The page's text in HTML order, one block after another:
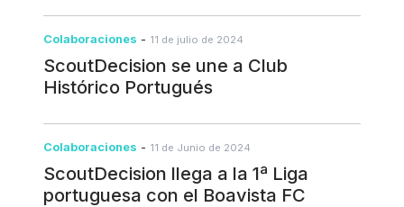
Colaboraciones - 11 de julio de 2024
ScoutDecision se une a Club
Histórico Portugués
Colaboraciones - 11 de Junio de 2024
ScoutDecision llega a la 1ª Liga
portuguesa con el Boavista FC